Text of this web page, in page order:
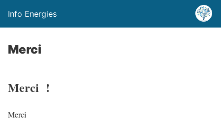
Info Energies
Merci
Merci !
Merci